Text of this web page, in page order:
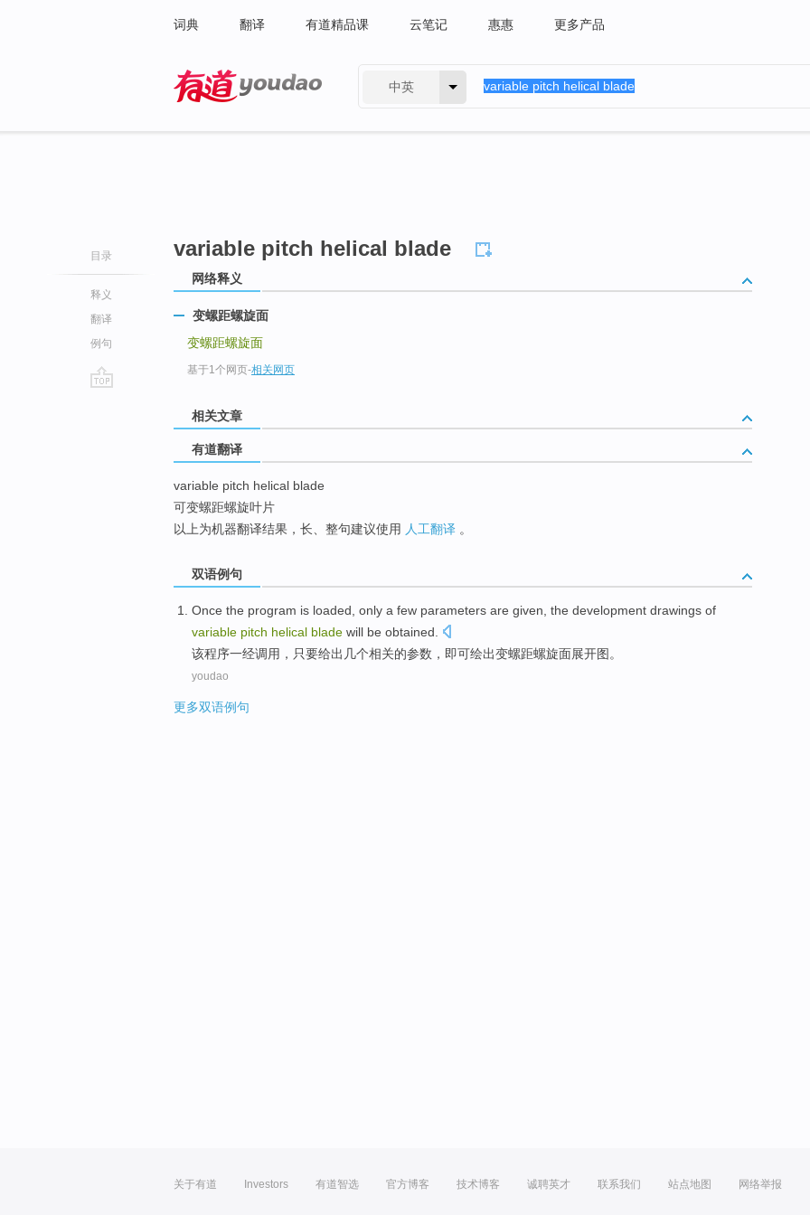
词典 翻译 有道精品课 云笔记 惠惠 更多产品
中英
目录
释义
翻译
例句
variable pitch helical blade
网络释义
变螺距螺旋面
变螺距螺旋面
基于1个网页-相关网页
相关文章
有道翻译
variable pitch helical blade
可变螺距螺旋叶片
以上为机器翻译结果，长、整句建议使用 人工翻译 。
双语例句
Once the program is loaded only a few parameters are given , the development drawings of
variable pitch helical blade will be obtained.
该程序一经调用 ， 只要给出 几个相关的参数 ，即可绘出变螺距螺旋面展开图 。
youdao
更多双语例句
关于有道 Investors 有道智选 官方博客 技术博客 诚聘英才 联系我们 站点地图 网络举报